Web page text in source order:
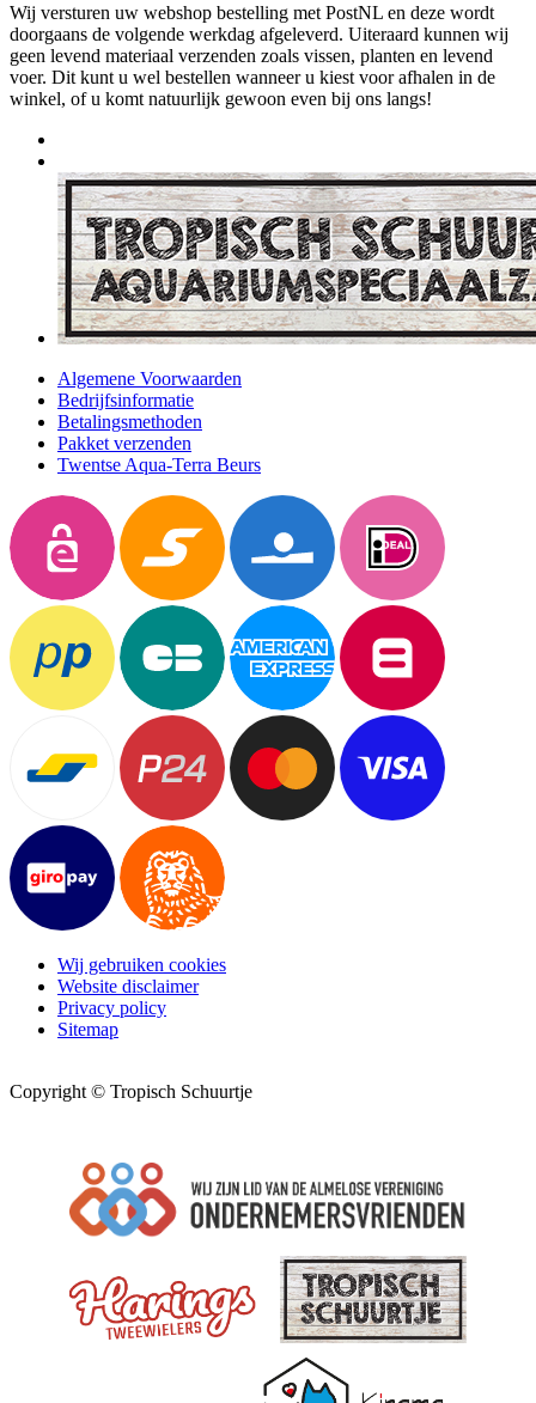
Wij versturen uw webshop bestelling met PostNL en deze wordt
doorgaans de volgende werkdag afgeleverd. Uiteraard kunnen wij
geen levend materiaal verzenden zoals vissen, planten en levend
voer. Dit kunt u wel bestellen wanneer u kiest voor afhalen in de
winkel, of u komt natuurlijk gewoon even bij ons langs!
Algemene Voorwaarden
Bedrijfsinformatie
Betalingsmethoden
Pakket verzenden
Twentse Aqua-Terra Beurs
Wij gebruiken cookies
Website disclaimer
Privacy policy
Sitemap
Copyright © Tropisch Schuurtje